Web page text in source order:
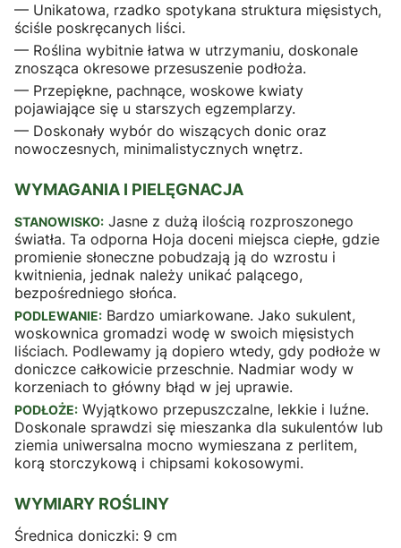
— Unikatowa, rzadko spotykana struktura mięsistych,
ściśle poskręcanych liści.
— Roślina wybitnie łatwa w utrzymaniu, doskonale
znosząca okresowe przesuszenie podłoża.
— Przepiękne, pachnące, woskowe kwiaty
pojawiające się u starszych egzemplarzy.
— Doskonały wybór do wiszących donic oraz
nowoczesnych, minimalistycznych wnętrz.
WYMAGANIA I PIELĘGNACJA
STANOWISKO: Jasne z dużą ilością rozproszonego
światła. Ta odporna Hoja doceni miejsca ciepłe, gdzie
promienie słoneczne pobudzają ją do wzrostu i
kwitnienia, jednak należy unikać palącego,
bezpośredniego słońca.
PODLEWANIE: Bardzo umiarkowane. Jako sukulent,
woskownica gromadzi wodę w swoich mięsistych
liściach. Podlewamy ją dopiero wtedy, gdy podłoże w
doniczce całkowicie przeschnie. Nadmiar wody w
korzeniach to główny błąd w jej uprawie.
PODŁOŻE: Wyjątkowo przepuszczalne, lekkie i luźne.
Doskonale sprawdzi się mieszanka dla sukulentów lub
ziemia uniwersalna mocno wymieszana z perlitem,
korą storczykową i chipsami kokosowymi.
WYMIARY ROŚLINY
Średnica doniczki: 9 cm